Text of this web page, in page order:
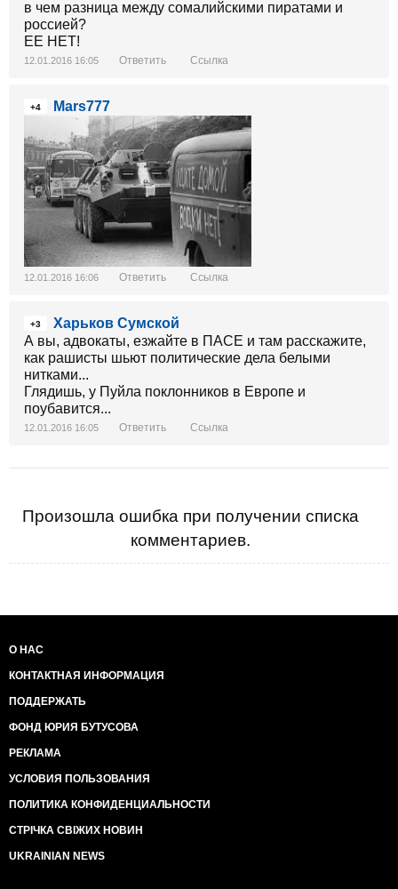
в чем разница между сомалийскими пиратами и
россией?
ЕЕ НЕТ!
12.01.2016 16:05 Ответить Ссылка
+4 Mars777
12.01.2016 16:06 Ответить Ссылка
+3
Харьков Сумской
А вы, адвокаты, езжайте в ПАСЕ и там расскажите,
как рашисты шьют политические дела белыми
нитками...
Глядишь, у Пуйла поклонников в Европе и
поубавится...
12.01.2016 16:05 Ответить Ссылка
Произошла ошибка при получении списка
комментариев.
О НАС
КОНТАКТНАЯ ИНФОРМАЦИЯ
ПОДДЕРЖАТЬ
ФОНД ЮРИЯ БУТУСОВА
РЕКЛАМА
УСЛОВИЯ ПОЛЬЗОВАНИЯ
ПОЛИТИКА КОНФИДЕНЦИАЛЬНОСТИ
СТРІЧКА СВІЖИХ НОВИН
UKRAINIAN NEWS